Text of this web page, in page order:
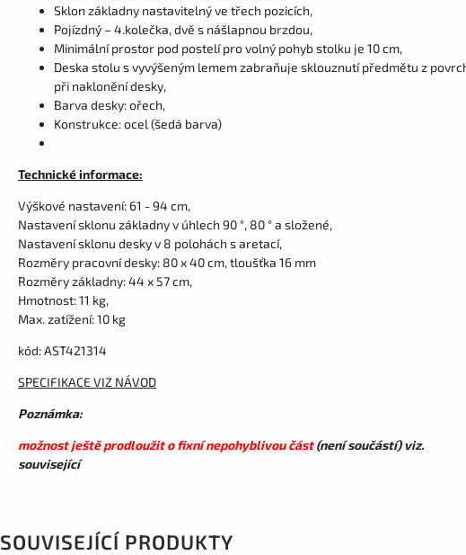
Sklon základny nastavitelný ve třech pozicích,
Pojízdný – 4.kolečka, dvě s nášlapnou brzdou,
Minimální prostor pod postelí pro volný pohyb stolku je 10 cm,
Deska stolu s vyvýšeným lemem zabraňuje sklouznutí předmětu z
při naklonění desky,
Barva desky: ořech,
Konstrukce: ocel (šedá barva)
Technické informace:
Výškové nastavení: 61 - 94 cm,
Nastavení sklonu základny v úhlech 90 °, 80 ° a složené,
Nastavení sklonu desky v 8 polohách s aretací,
Rozměry pracovní desky: 80 x 40 cm, tloušťka 16 mm
Rozměry základny: 44 x 57 cm,
Hmotnost: 11 kg,
Max. zatížení: 10 kg
kód: AST421314
SPECIFIKACE VIZ NÁVOD
Poznámka:
možnost ještě prodloužit o fixní nepohyblivou část(není součástí) viz.
související
SOUVISEJÍCÍ PRODUKTY